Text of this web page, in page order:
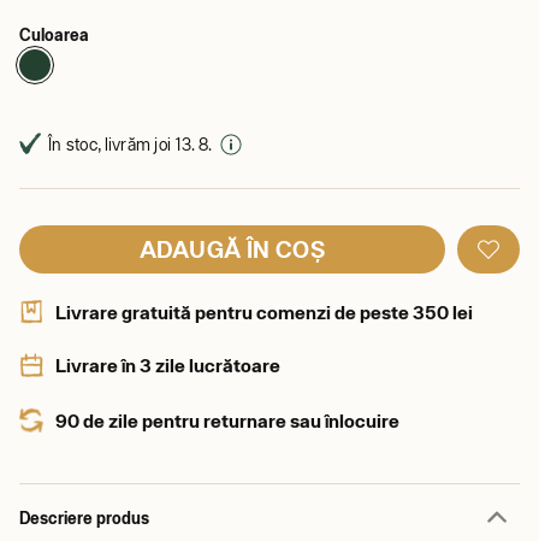
Culoarea
În stoc, livrăm joi 13. 8.
ADAUGĂ ÎN COȘ
Livrare gratuită pentru comenzi de peste 350 lei
Livrare în 3 zile lucrătoare
90 de zile pentru returnare sau înlocuire
Descriere produs